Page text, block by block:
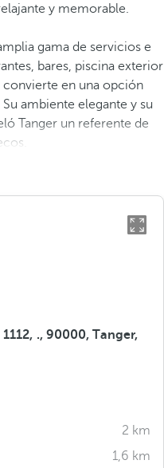
y memorable.
gama de servicios e
bares, piscina exterior
convierte en una opción
ambiente elegante y su
Tanger un referente de
., 90000, Tanger,
2 km
1,6 km